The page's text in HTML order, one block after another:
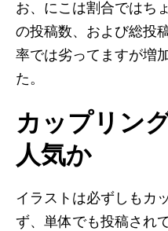
お、にこは割合ではち
の投稿数、および総投
率では劣ってますが増
た。
カップリン
人気か
イラストは必ずしもカ
ず、単体でも投稿され